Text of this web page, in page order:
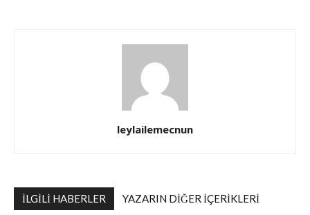
leylailemecnun
İLGILI HABERLER YAZARIN DIĞER İÇERIKLERI